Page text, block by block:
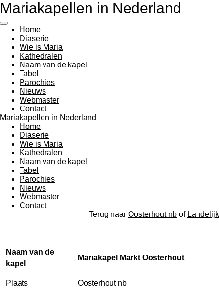
Ga
naar
hoofdinhoud
Mariakapellen in Nederland
Home
Diaserie
Wie is Maria
Kathedralen
Naam van de kapel
Tabel
Parochies
Nieuws
Webmaster
Contact
Mariakapellen in Nederland
Home
Diaserie
Wie is Maria
Kathedralen
Naam van de kapel
Tabel
Parochies
Nieuws
Webmaster
Contact
Terug naar Oosterhout nb of Landelijk
Naam van de
kapel
Mariakapel Markt Oosterhout
Plaats Oosterhout nb